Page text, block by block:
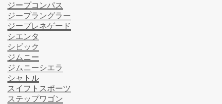
ジープコンパス
ジープラングラー
ジープレネゲード
シエンタ
シビック
ジムニー
ジムニーシエラ
シャトル
スイフトスポーツ
ステップワゴン